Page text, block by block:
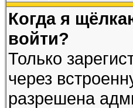
Когда я
войти?
Только
через
разрешена